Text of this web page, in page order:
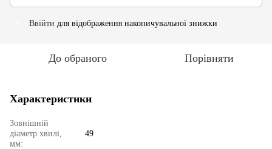
Ввійти для відображення накопичувальної знижки
До обраного Порівняти
Характеристики
Зовнішній
діаметр хвилі,
мм:
49